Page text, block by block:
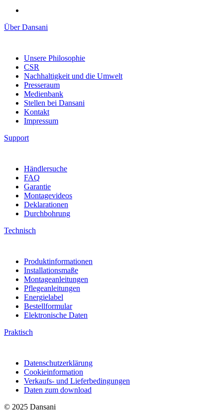
Über Dansani
Unsere Philosophie
CSR
Nachhaltigkeit und die Umwelt
Presseraum
Medienbank
Stellen bei Dansani
Kontakt
Impressum
Support
Händlersuche
FAQ
Garantie
Montagevideos
Deklarationen
Durchbohrung
Technisch
Produktinformationen
Installationsmaße
Montageanleitungen
Pflegeanleitungen
Energielabel
Bestellformular
Elektronische Daten
Praktisch
Datenschutzerklärung
Cookieinformation
Verkaufs- und Lieferbedingungen
Daten zum download
© 2025 Dansani